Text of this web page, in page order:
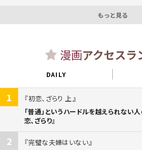
もっと見る
漫画アクセスラ
DAILY
1
初恋、ざらり 上
「普通」というハードルを越えられない
恋、ざらり』
2
完璧な夫婦はいない